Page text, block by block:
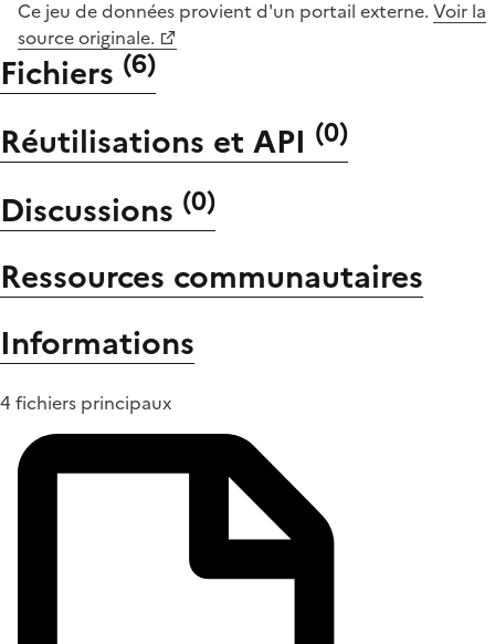
Ce jeu de données provient d'un portail externe. Voir la
source originale.
Fichiers (6)
Réutilisations et API (0)
Discussions (0)
Ressources communautaires
Informations
4 fichiers principaux